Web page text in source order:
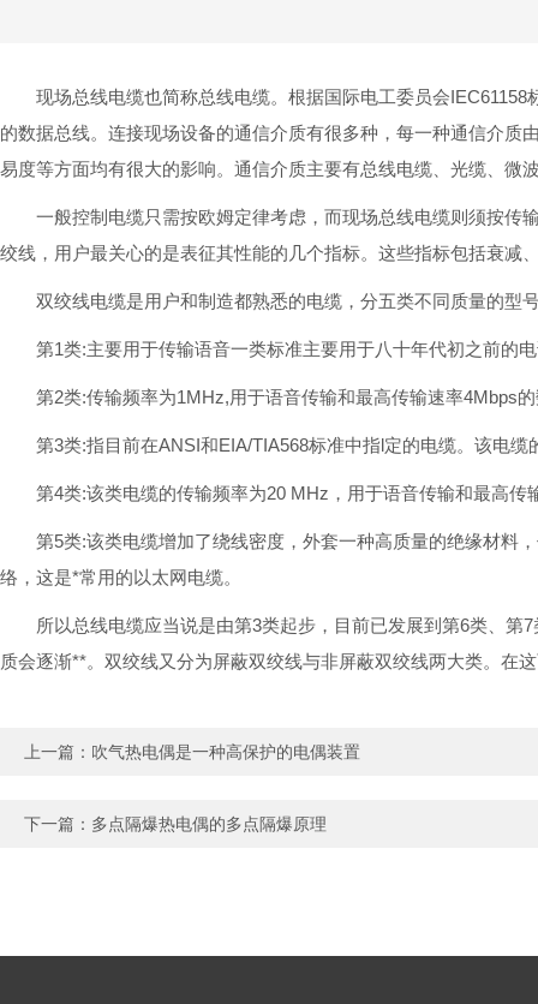
现场总线电缆也简称总线电缆。根据国际电工委员会
的数据总线。连接现场设备的通信介质有很多种，每一种通信介
易度等方面均有很大的影响。通信介质主要有总线电缆、光缆、微
一般控制电缆只需按欧姆定律考虑，而现场总线电缆则须按传
绞线，用户最关心的是表征其性能的几个指标。这些指标包括衰减
双绞线电缆是用户和制造都熟悉的电缆，分五类不同质量的型
第1类:主要用于传输语音一类标准主要用于八十年代初之前的
第2类:传输频率为1MHz,用于语音传输和最高传输速率4Mbps
第3类:指目前在ANSI和EIA/TIA568标准中指l定的电缆。该电
第4类:该类电缆的传输频率为20 MHz，用于语音传输和最高
第5类:该类电缆增加了绕线密度，外套一种高质量的绝缘材料
络，这是*常用的以太网电缆。
所以总线电缆应当说是由第3类起步，目前已发展到第6类、
质会逐渐**。双绞线又分为屏蔽双绞线与非屏蔽双绞线两大类。在
上一篇： 吹气热电偶是一种高保护的电偶装置
下一篇： 多点隔爆热电偶的多点隔爆原理